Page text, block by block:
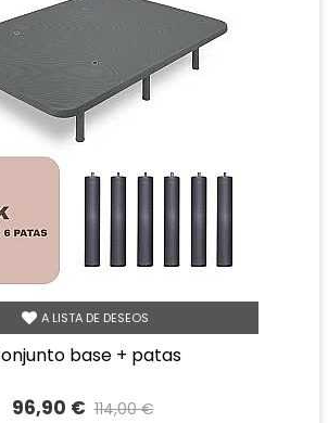
A LISTA DE DESEOS
conjunto base + patas
96,90 € 114,00 €